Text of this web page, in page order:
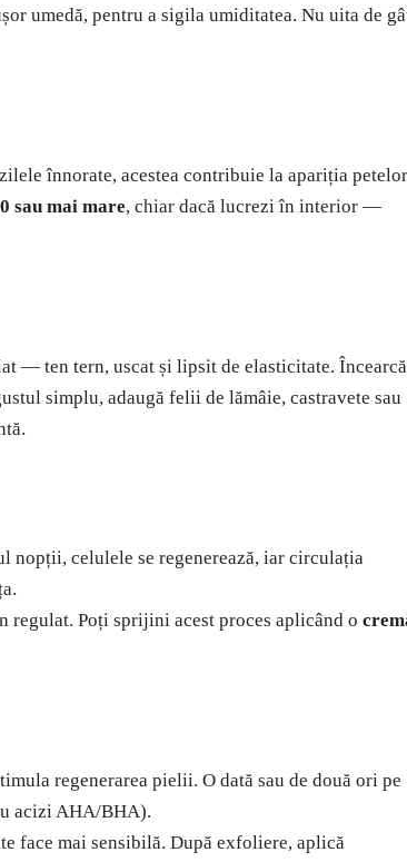
umedă, pentru a sigila umiditatea. Nu uita de
înnorate, acestea contribuie la apariția
sau mai mare, chiar dacă lucrezi în interior —
— ten tern, uscat și lipsit de elasticitate. Încearcă
simplu, adaugă felii de lămâie, castravete sau
nopții, celulele se regenerează, iar circulația
regulat. Poți sprijini acest proces aplicând o
regenerarea pielii. O dată sau de două ori pe
acizi AHA/BHA).
face mai sensibilă. După exfoliere, aplică